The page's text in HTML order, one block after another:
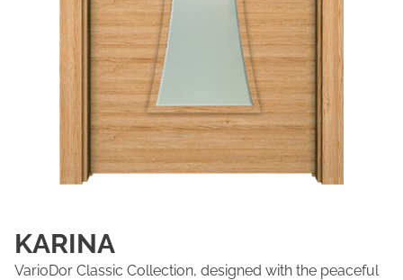
KARINA
VarioDor Classic Collection, designed with the peaceful